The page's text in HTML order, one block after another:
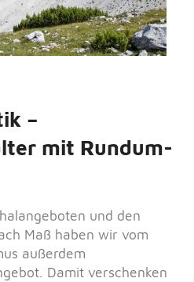
–
mit Rundum-
und den
Maß haben wir vom
außerdem
Damit verschenken